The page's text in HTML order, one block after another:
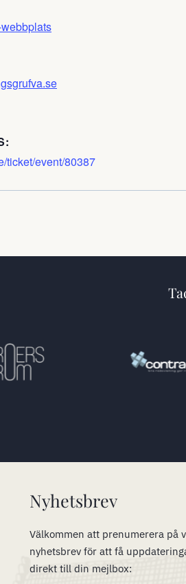
ticket/event/80387
Nyhetsbrev
Välkommen att prenumerera på
nyhetsbrev för att få
direkt till din mejlbox: